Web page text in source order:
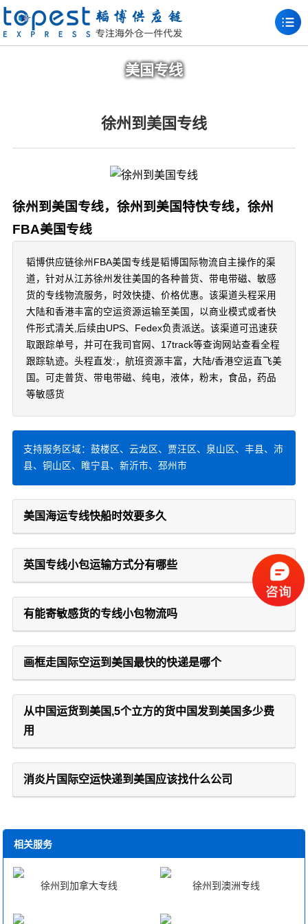
美国专线
徐州到美国专线
徐州到美国专线，徐州到美国特快专线，徐州
FBA美国专线
韬博供应链徐州FBA美国专线是韬博国际物流自主操作的渠
道，针对从江苏徐州发往美国的各种普货、带电带磁、敏感
货的专线物流服务，时效快捷、价格优惠。该渠道头程采用
大陆和香港丰富的空运资源运输至美国，以商业模式或者快
件形式清关,后续由UPS、Fedex负责派送。该渠道可迅速获
取跟踪单号，并可在我司官网、17track等查询网站查看全程
跟踪轨迹。头程直发:，航班资源丰富，大陆/香港空运直飞美
国。可走普货、带电带磁、纯电，液体，粉末，食品，药品
等敏感货
支持服务区域：鼓楼区、云龙区、贾汪区、泉山区、丰县、沛
县、铜山区、睢宁县、新沂市、邳州市
美国海运专线快船时效要多久
英国专线小包运输方式分有哪些
有能寄敏感货的专线小包物流吗
画框走国际空运到美国最快的快递是哪个
从中国运货到美国,5个立方的货中国发到美国多少费
用
消炎片国际空运快递到美国应该找什么公司
相关服务
徐州到加拿大专线 徐州到澳洲专线